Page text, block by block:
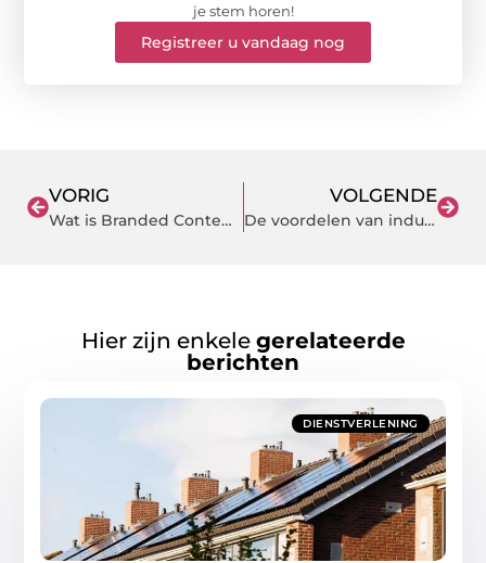
je stem horen!
Registreer u vandaag nog
VORIG
Wat is Branded Content en waarom moet je erin investeren?
VOLGENDE
De voordelen van industriebouw door een professionele loodsenbouwer
Hier zijn enkele gerelateerde
berichten
DIENSTVERLENING